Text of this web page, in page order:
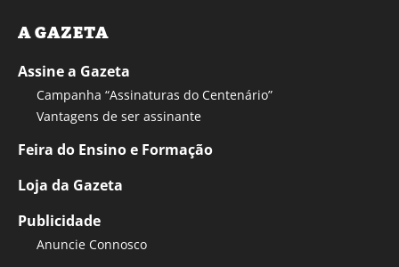
A GAZETA
Assine a Gazeta
Campanha “Assinaturas do Centenário”
Vantagens de ser assinante
Feira do Ensino e Formação
Loja da Gazeta
Publicidade
Anuncie Connosco